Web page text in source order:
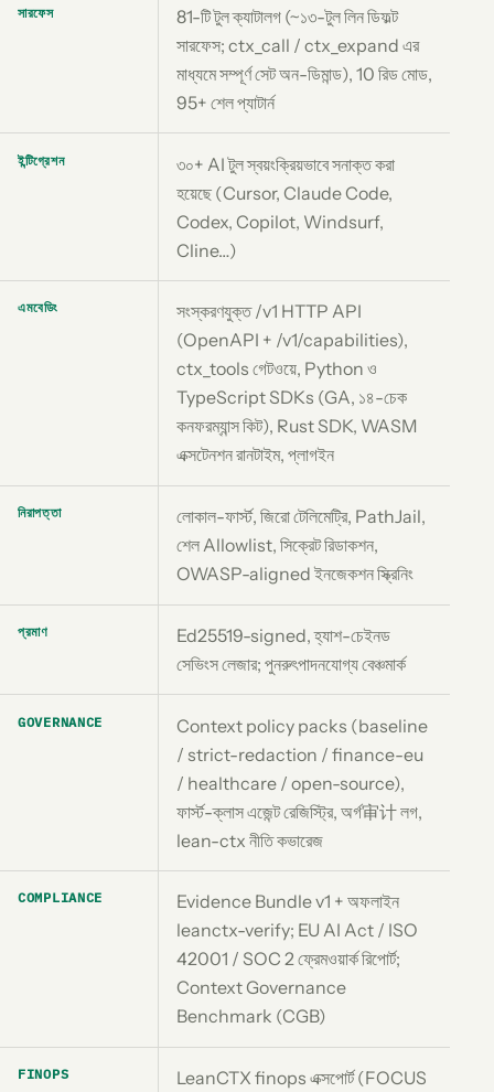
সারফেস
81-টি টুল ক্যাটালগ (~১৩-টুল লিন ডিফল্ট
সারফেস; ctx_call / ctx_expand এর
মাধ্যমে সম্পূর্ণ সেট অন-ডিমান্ড), 10 রিড মোড,
95+ শেল প্যাটার্ন
ইন্টিগ্রেশন
৩০+ AI টুল স্বয়ংক্রিয়ভাবে সনাক্ত করা
হয়েছে (Cursor, Claude Code,
Codex, Copilot, Windsurf,
Cline…)
এমবেডিং
সংস্করণযুক্ত /v1 HTTP API
(OpenAPI + /v1/capabilities),
ctx_tools গেটওয়ে, Python ও
TypeScript SDKs (GA, ১৪-চেক
কনফরম্যান্স কিট), Rust SDK, WASM
এক্সটেনশন রানটাইম, প্লাগইন
নিরাপত্তা
লোকাল-ফার্স্ট, জিরো টেলিমেট্রি, PathJail,
শেল Allowlist, সিক্রেট রিডাকশন,
OWASP-aligned ইনজেকশন স্ক্রিনিং
প্রমাণ
Ed25519-signed, হ্যাশ-চেইনড
সেভিংস লেজার; পুনরুৎপাদনযোগ্য বেঞ্চমার্ক
GOVERNANCE
Context policy packs (baseline
/ strict-redaction / finance-eu
/ healthcare / open-source),
ফার্স্ট-ক্লাস এজেন্ট রেজিস্ট্রি, অর্গ审计 লগ,
lean-ctx নীতি কভারেজ
COMPLIANCE
Evidence Bundle v1 + অফলাইন
leanctx-verify; EU AI Act / ISO
42001 / SOC 2 ফ্রেমওয়ার্ক রিপোর্ট;
Context Governance
Benchmark (CGB)
FINOPS LeanCTX finops এক্সপোর্ট (FOCUS